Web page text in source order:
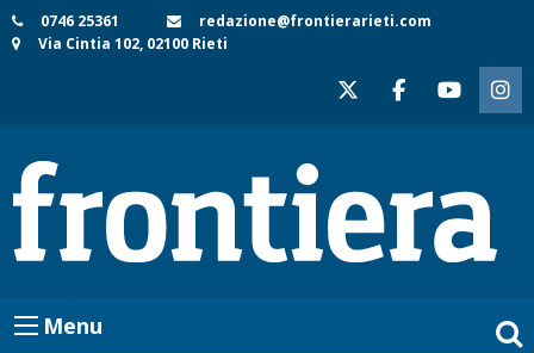
Skip
to
0746 25361
redazione@frontierarieti.com
Via Cintia 102, 02100 Rieti
Menu